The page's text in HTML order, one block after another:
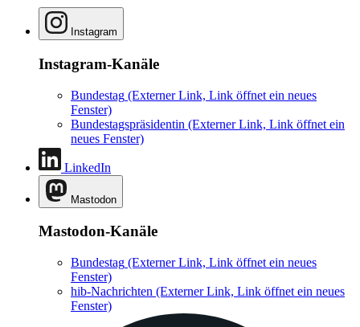
Instagram
Instagram-Kanäle
Bundestag (Externer Link, Link öffnet ein neues
Fenster)
Bundestagspräsidentin (Externer Link, Link öffnet ein
neues Fenster)
LinkedIn
Mastodon
Mastodon-Kanäle
Bundestag (Externer Link, Link öffnet ein neues
Fenster)
hib-Nachrichten (Externer Link, Link öffnet ein neues
Fenster)